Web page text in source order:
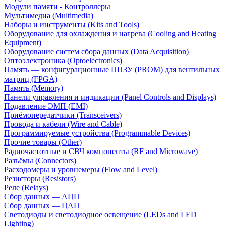
Модули памяти - Контроллеры
Мультимедиа (Multimedia)
Наборы и инструменты (Kits and Tools)
Оборудование для охлаждения и нагрева (Cooling and Heating
Equipment)
Оборудование систем сбора данных (Data Acquisition)
Оптоэлектроника (Optoelectronics)
Память — конфигурационные ППЗУ (PROM) для вентильных
матриц (FPGA)
Память (Memory)
Панели управления и индикации (Panel Controls and Displays)
Подавление ЭМП (EMI)
Приёмопередатчики (Transceivers)
Провода и кабели (Wire and Cable)
Программируемые устройства (Programmable Devices)
Прочие товары (Other)
Радиочастотные и СВЧ компоненты (RF and Microwave)
Разъёмы (Connectors)
Расходомеры и уровнемеры (Flow and Level)
Резисторы (Resistors)
Реле (Relays)
Сбор данных — АЦП
Сбор данных — ЦАП
Светодиоды и светодиодное освещение (LEDs and LED
Lighting)